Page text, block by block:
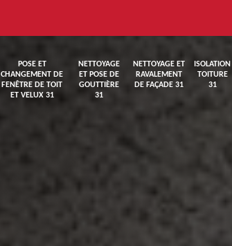
POSE ET
CHANGEMENT DE
FENÊTRE DE TOIT
ET VELUX 31
NETTOYAGE
ET POSE DE
GOUTTIÈRE
31
NETTOYAGE ET
RAVALEMENT
DE FAÇADE 31
ISOLATION
TOITURE
31